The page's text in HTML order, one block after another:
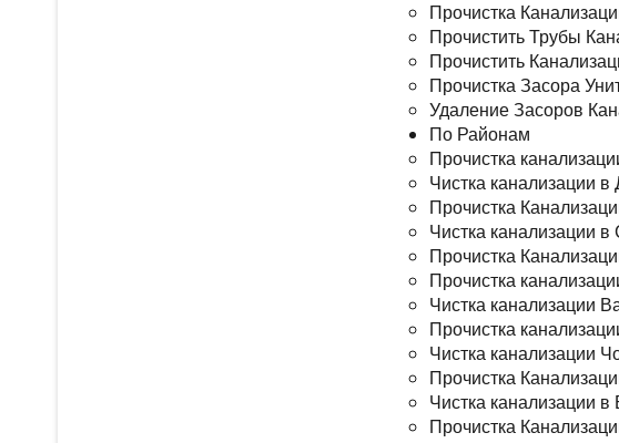
Прочистка
Прочистить Трубы
Прочистить
Прочистка Засора
Удаление Засоров
По Районам
Прочистка
Чистка канализации
Прочистка
Чистка канализации
Прочистка
Прочистка
Чистка канализации
Прочистка
Чистка канализации
Прочистка
Чистка канализации
Прочистка